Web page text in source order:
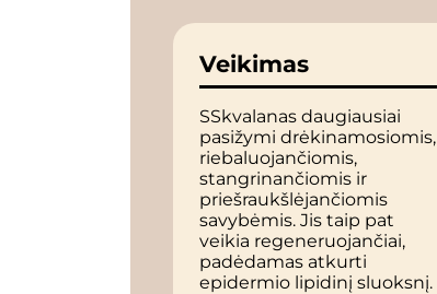
Veikimas
SSkvalanas daugiausiai
pasižymi drėkinamosiomis,
riebaluojančiomis,
stangrinančiomis ir
priešraukšlėjančiomis
savybėmis. Jis taip pat
veikia regeneruojančiai,
padėdamas atkurti
epidermio lipidinį sluoksnį.